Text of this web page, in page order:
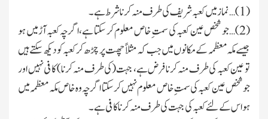
(
1) … نما زمیں کعبہ شریف کی طرف منہ کرنا شرط ہے۔
(
2)…جو شخص عین کعبہ کی سمت ِ خاص معلوم کر سکتا ہے،اگرچہ کعبہ آڑ میں ہو
جیسے مکہ معظمہ کے مکانوں میں جب کہ مثلاً چھت پر چڑھ کر کعبہ کو دیکھ سکتے ہیں
تو عین کعبہ کی طرف منہ کرنا فرض ہے، جہت(کی طرف منہ کرنا)کافی نہیں اور
جو شخص عین کعبہ کی سمت ِخاص معلوم نہیں کر سکتا اگرچہ وہ خاص مکہ معظمہ میں
ہواس کے لئے کعبہ کی جہت کی طرف منہکرنا کافی ہے۔